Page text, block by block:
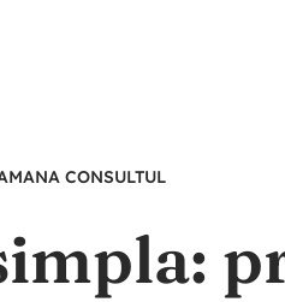
CONSULTUL